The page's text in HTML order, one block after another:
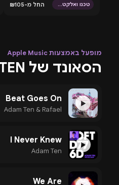
טכנו ואלקטרוני החל מ-₪105
מופעל באמצעות Apple Music
הסאונד של ADAM TEN
▶
Beat Goes On
Adam Ten & Rafael
▶
I Never Knew
Adam Ten
We Are